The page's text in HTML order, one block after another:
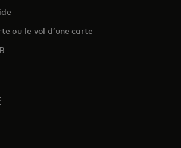
ou le vol d’une carte
un nouvel onglet